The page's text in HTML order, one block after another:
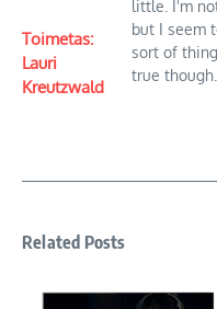
Toimetas:
Lauri
Kreutzwald
little. I'm
but I seem
sort of
true though.
Related Posts